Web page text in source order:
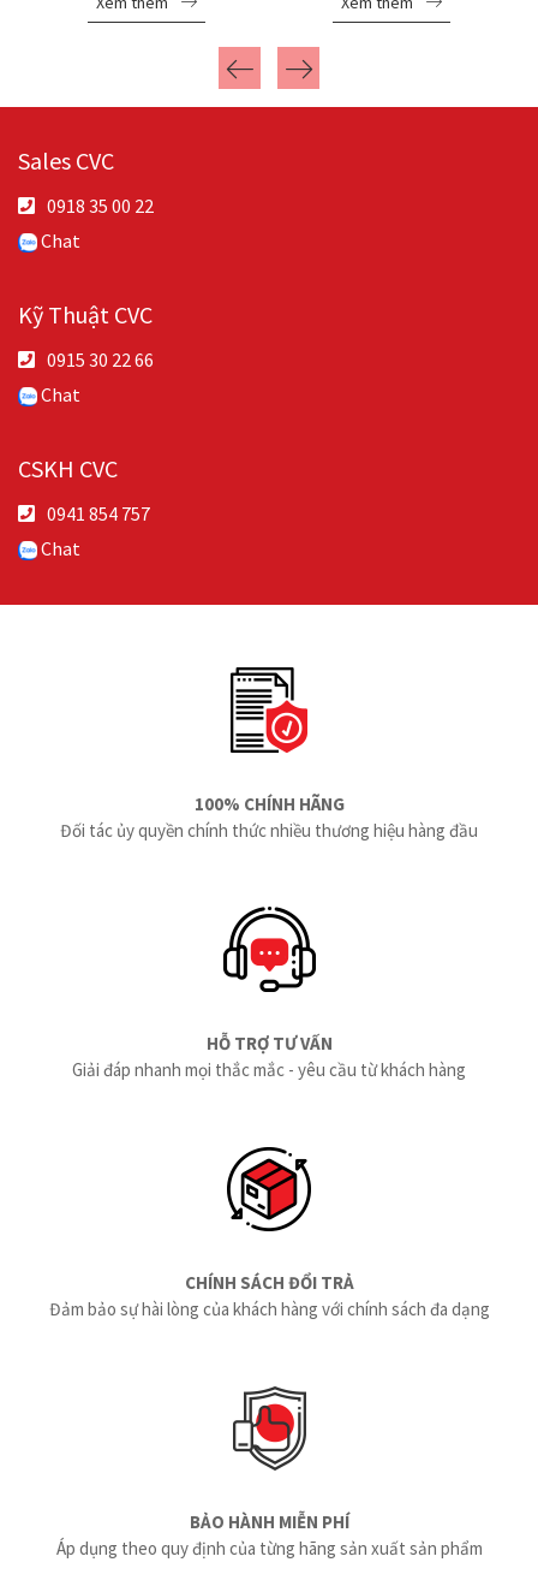
Sales CVC
0918 35 00 22
Chat
Kỹ Thuật CVC
0915 30 22 66
Chat
CSKH CVC
0941 854 757
Chat
100% CHÍNH HÃNG
Đối tác ủy quyền chính thức nhiều thương hiệu hàng đầu
HỖ TRỢ TƯ VẤN
Giải đáp nhanh mọi thắc mắc - yêu cầu từ khách hàng
CHÍNH SÁCH ĐỔI TRẢ
Đảm bảo sự hài lòng của khách hàng với chính sách đa dạng
BẢO HÀNH MIỄN PHÍ
Áp dụng theo quy định của từng hãng sản xuất sản phẩm